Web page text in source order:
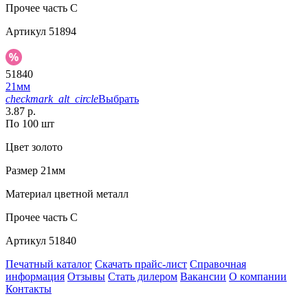
Прочее часть C
Артикул 51894
51840
21мм
checkmark_alt_circleВыбрать
3.87 р.
По 100 шт
Цвет золото
Размер 21мм
Материал цветной металл
Прочее часть C
Артикул 51840
Печатный каталог Скачать прайс-лист Справочная
информация Отзывы Стать дилером Вакансии О компании
Контакты